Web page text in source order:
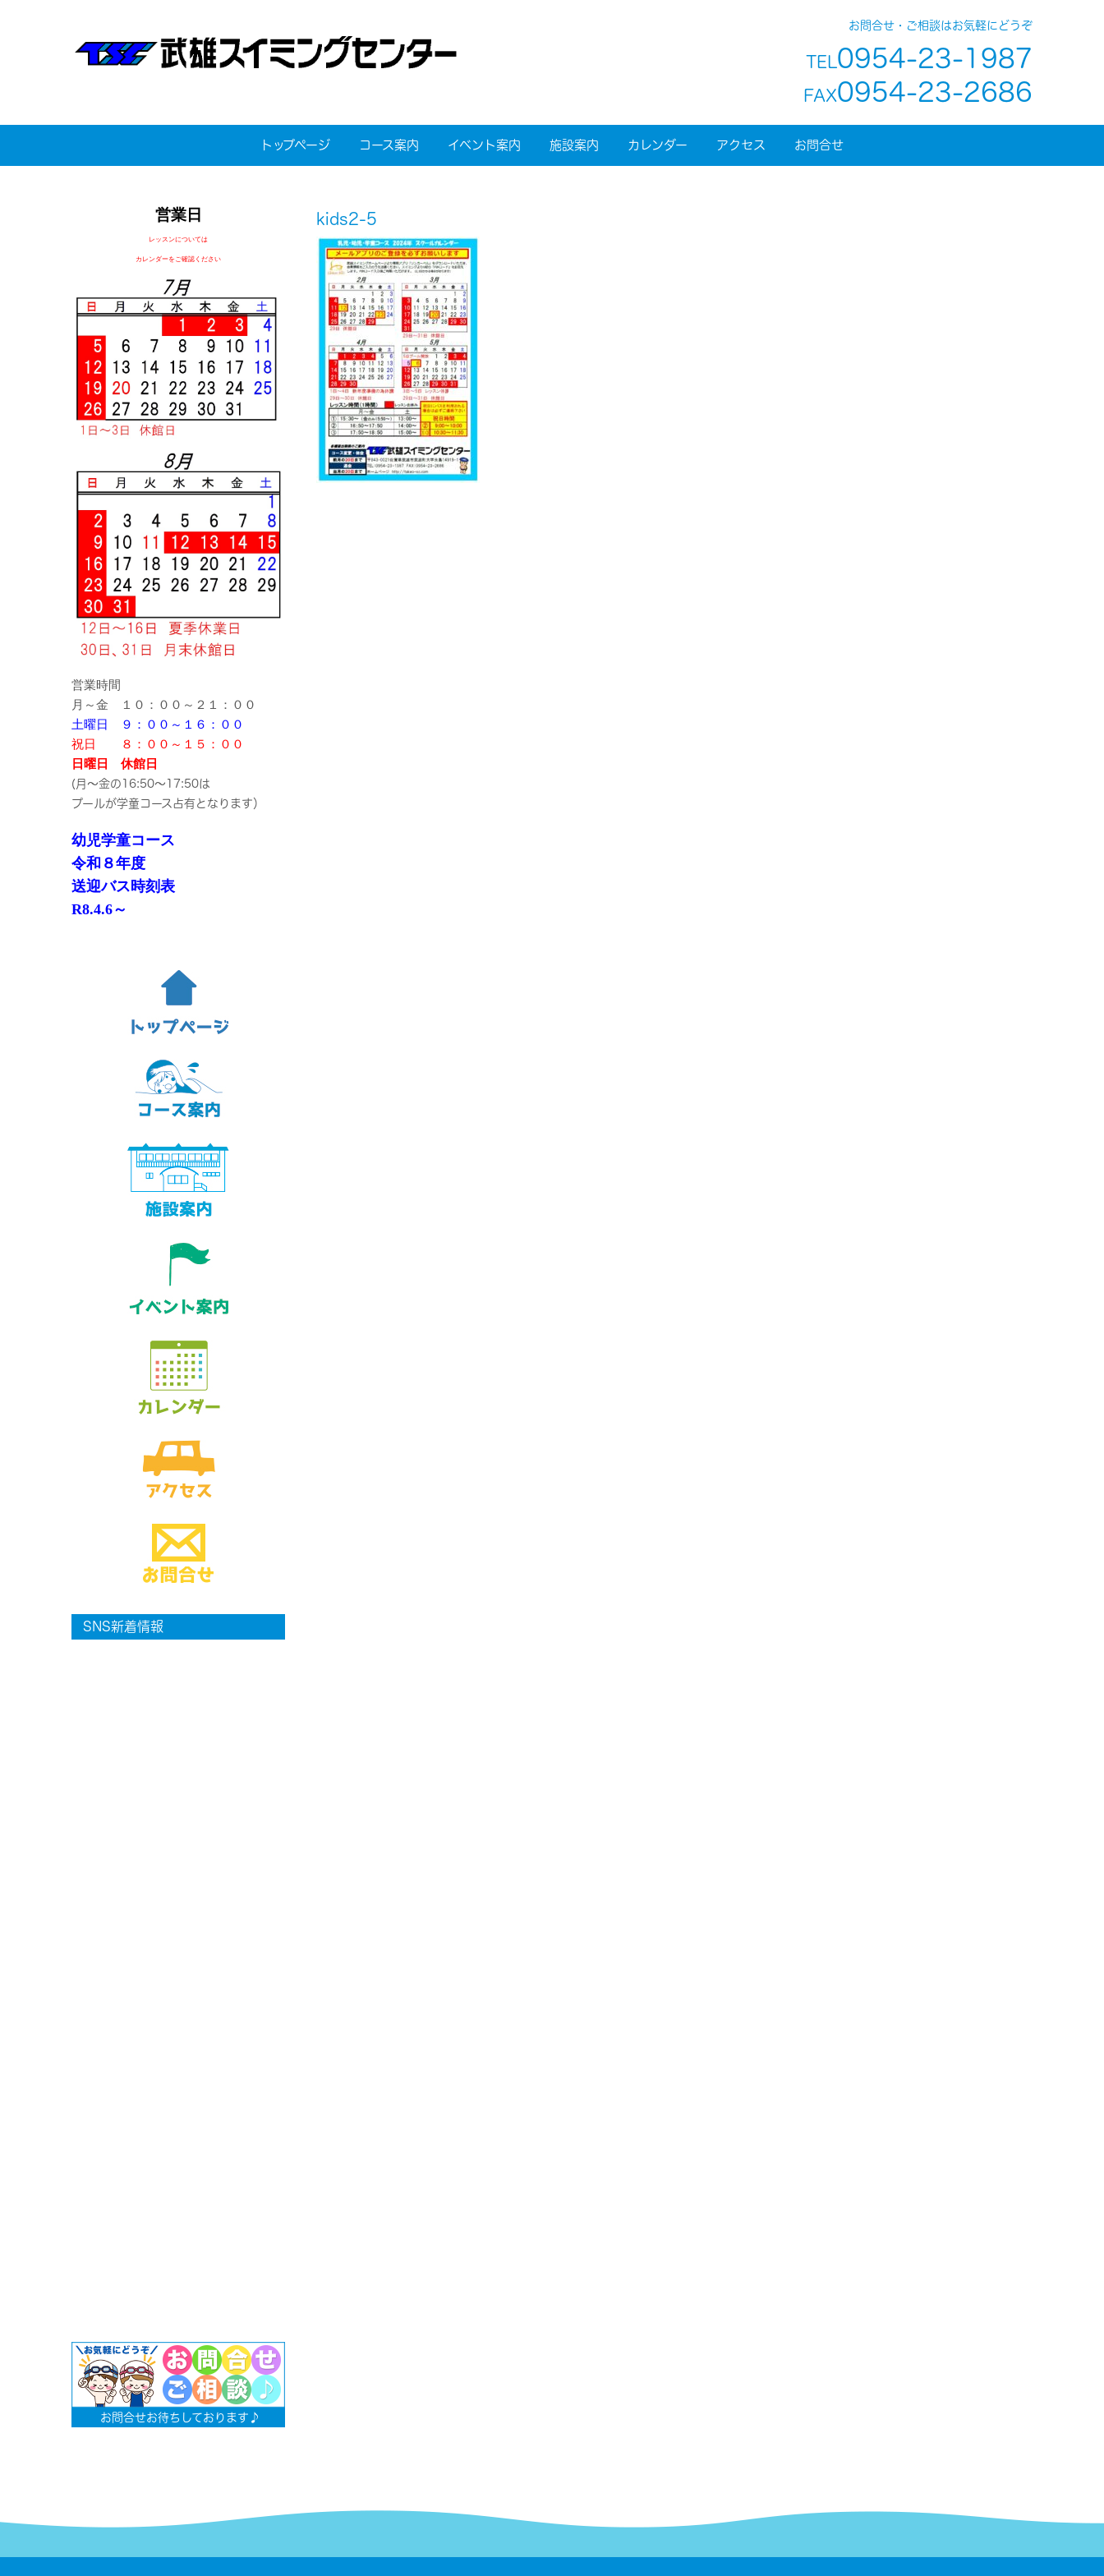
お問合せ・ご相談はお気軽にどうぞ
TEL0954-23-1987
FAX0954-23-2686
トップページ コース案内 イベント案内 施設案内 カレンダー アクセス お問合せ
kids2-5
営業日
レッスンについては
カレンダーをご確認ください
営業時間
月～金 １０：００～２１：００
土曜日 ９：００～１６：００
祝日 ８：００～１５：００
日曜日 休館日
(月～金の16:50～17:50は
プールが学童コース占有となります）
幼児学童コース
令和８年度
送迎バス時刻表
R8.4.6～
SNS新着情報
お問合せお待ちしております♪